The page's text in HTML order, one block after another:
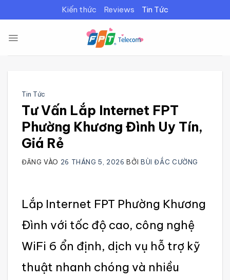
nội
Kiến thức Reviews Tin Tức
Tin Tức
Tư Vấn Lắp Internet FPT
Phường Khương Đình Uy Tín,
Giá Rẻ
ĐĂNG VÀO 26 THÁNG 5, 2026 BỞI BÙI ĐẮC CƯỜNG
Lắp Interne‌t FPT Phườn‌g Khương
Đình với tốc độ cao, công nghệ
WiFi 6 ổn định, dịch vụ hỗ trợ kỹ
thuật nhanh chóng và nhiều